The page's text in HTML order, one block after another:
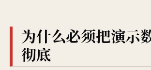
为什么必须把演示
彻底